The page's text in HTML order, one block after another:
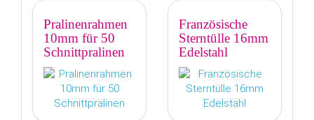
Pralinenrahmen
10mm für 50
Schnittpralinen
Französische
Sterntülle 16mm
Edelstahl